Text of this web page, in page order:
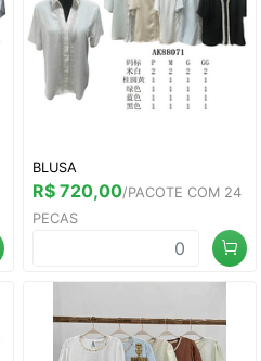
BLUSA
R$ 720,00/PACOTE COM 24
PECAS